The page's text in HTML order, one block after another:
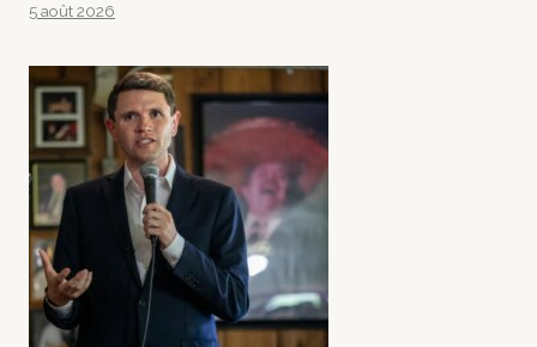
5 août 2026